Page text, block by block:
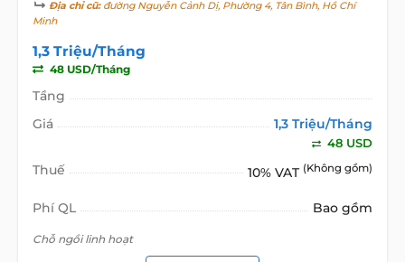
Địa chỉ cũ:đường Nguyễn Cảnh Dị, Phường 4, Tân Bình, Hồ Chí
Minh
1,3 Triệu/Tháng
48 USD/Tháng
Tầng
Giá
1,3 Triệu/Tháng
48 USD
Thuế 10% VAT (Không gồm)
Phí QL Bao gồm
Chỗ ngồi linh hoạt